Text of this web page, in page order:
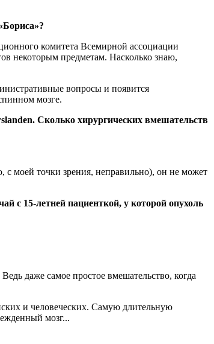
комитета Всемирной ассоциации
некоторым предметам. Насколько знаю,
вопросы и появится
мозге.
Сколько хирургических вмешательств
с моей точки зрения, неправильно), он не может
с 15-летней пациенткой, у которой опухоль
даже самое простое вмешательство, когда
и человеческих. Самую длительную
мозг...